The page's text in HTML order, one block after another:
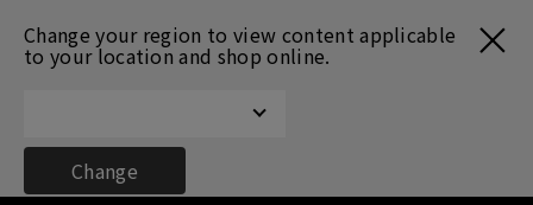
Change your region to view content applicable
to your location and shop online.
Change